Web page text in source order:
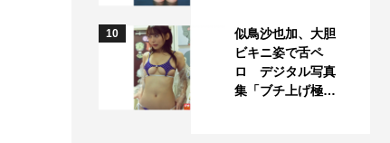
10
似鳥沙也加、大胆
ビキニ姿で舌ペ
ロ デジタル写真
集「ブチ上げ極…